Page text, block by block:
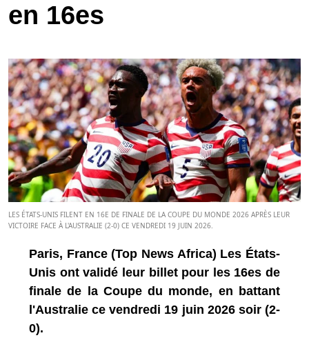
en 16es
LES ÉTATS-UNIS FILENT EN 16E DE FINALE DE LA COUPE DU MONDE 2026 APRÈS LEUR
VICTOIRE FACE À L'AUSTRALIE (2-0) CE VENDREDI 19 JUIN 2026.
Paris, France (Top News Africa) Les États-
Unis ont validé leur billet pour les 16es de
finale de la Coupe du monde, en battant
l'Australie ce vendredi 19 juin 2026 soir (2-
0).